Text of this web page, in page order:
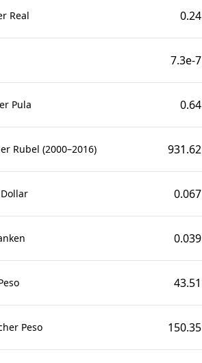
Real 0.24
7.3e-7
Pula 0.64
Rubel (2000–2016) 931.62
0.067
0.039
43.51
Peso 150.35